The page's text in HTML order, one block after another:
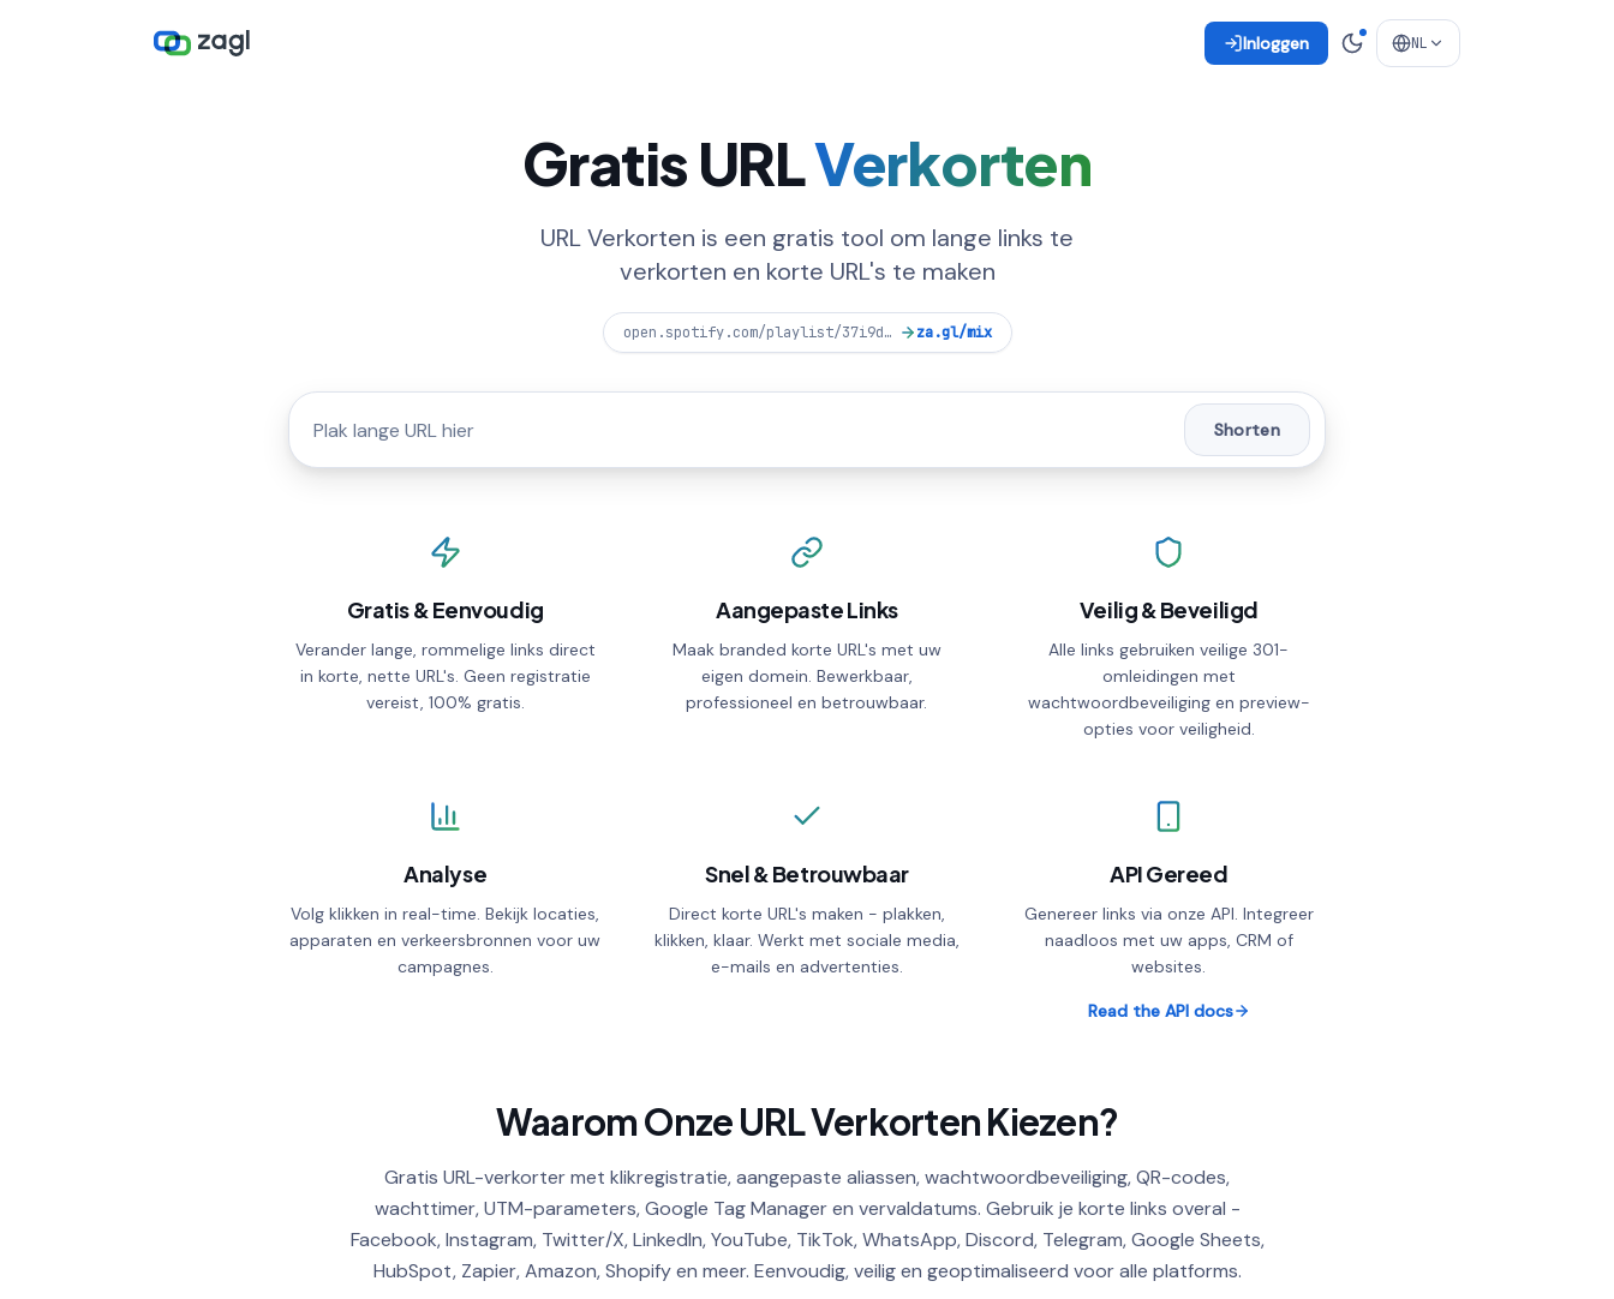
Inloggen NL
Gratis URLVerkorten
URL Verkorten is een gratis tool om lange links te
verkorten en korte URL's te maken
open.spotify.com/playlist/37i9dQZF1DXcBWIG za.gl/mix
Shorten
WAIT TIMER (S) EXPIRATION DATE
No expiry
GOOGLE TAG MANAGER ID
Password protection
Custom preview page Needs the timer above
Automatic redirect
ALLOWED COUNTRIES
BLOCKED COUNTRIES
Device targeting
Gratis & Eenvoudig
Verander lange, rommelige links direct
in korte, nette URL's. Geen registratie
vereist, 100% gratis.
Aangepaste Links
Maak branded korte URL's met uw
eigen domein. Bewerkbaar,
professioneel en betrouwbaar.
Veilig & Beveiligd
Alle links gebruiken veilige 301-
omleidingen met
wachtwoordbeveiliging en preview-
opties voor veiligheid.
Analyse
Volg klikken in real-time. Bekijk locaties,
apparaten en verkeersbronnen voor uw
campagnes.
Snel & Betrouwbaar
Direct korte URL's maken - plakken,
klikken, klaar. Werkt met sociale media,
e-mails en advertenties.
API Gereed
Genereer links via onze API. Integreer
naadloos met uw apps, CRM of
websites.
Read the API docs
Waarom Onze URL Verkorten Kiezen?
Gratis URL-verkorter met klikregistratie, aangepaste aliassen, wachtwoordbeveiliging, QR-codes,
wachttimer, UTM-parameters, Google Tag Manager en vervaldatums. Gebruik je korte links overal -
Facebook, Instagram, Twitter/X, LinkedIn, YouTube, TikTok, WhatsApp, Discord, Telegram, Google Sheets,
HubSpot, Zapier, Amazon, Shopify en meer. Eenvoudig, veilig en geoptimaliseerd voor alle platforms.